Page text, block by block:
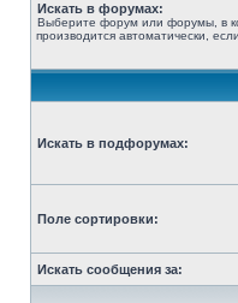
Искать в форумах:
Выберите форум или форумы, в
производится автоматически,
Искать в подфорумах:
Поле сортировки:
Искать сообщения за: